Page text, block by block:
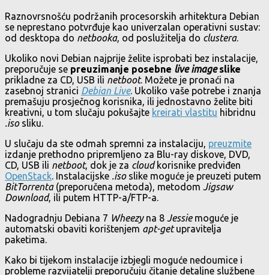
Raznovrsnošću podržanih procesorskih arhitektura Debian
se neprestano potvrđuje kao univerzalan operativni sustav:
od desktopa do netbooka, od poslužitelja do clustera.
Ukoliko novi Debian najprije želite isprobati bez instalacije,
preporučuje se preuzimanje posebne live imageslike
prikladne za CD, USB ili netboot. Možete je pronaći na
zasebnoj stranici Debian Live. Ukoliko vaše potrebe i znanja
premašuju prosječnog korisnika, ili jednostavno želite biti
kreativni, u tom slučaju pokušajte kreirati vlastitu hibridnu
.isosliku.
U slučaju da ste odmah spremni za instalaciju, preuzmite
izdanje prethodno pripremljeno za Blu-ray diskove, DVD,
CD, USB ili netboot, dok je za cloudkorisnike predviđen
OpenStack. Instalacijske .isoslike moguće je preuzeti putem
BitTorrenta(preporučena metoda), metodom Jigsaw
Download, ili putem HTTP-a/FTP-a.
Nadogradnju Debiana 7 Wheezyna 8 Jessiemoguće je
automatski obaviti korištenjem apt-getupravitelja
paketima.
Kako bi tijekom instalacije izbjegli moguće nedoumice i
probleme razvijatelji preporučuju čitanje detaljne službene